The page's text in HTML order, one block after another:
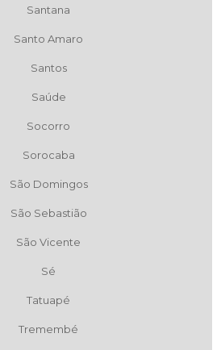
Santana
Santo Amaro
Santos
Saúde
Socorro
Sorocaba
São Domingos
São Sebastião
São Vicente
Sé
Tatuapé
Tremembé